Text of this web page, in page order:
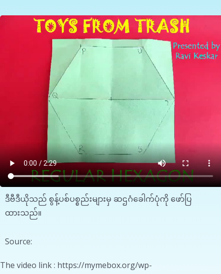
ဒီဗီဒီယိုသည် စွန့်ပစ်ပစ္စည်းများမှ ဆဌဂံခေါက်ပုံကို ဖော်ပြ
ထားသည်။
Source:
The video link : https://mymebox.org/wp-